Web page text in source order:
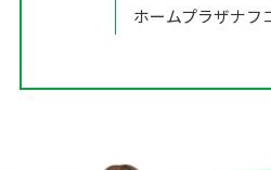
ホームプラザナ